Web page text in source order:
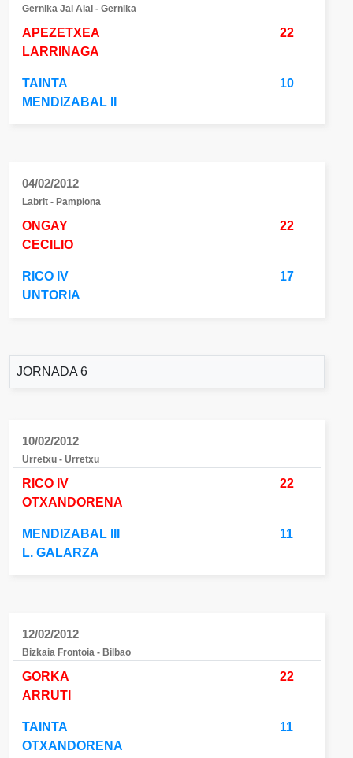
Gernika Jai Alai - Gernika
APEZETXEA
LARRINAGA
22
TAINTA
MENDIZABAL II
10
04/02/2012
Labrit - Pamplona
ONGAY
CECILIO
22
RICO IV
UNTORIA
17
JORNADA 6
10/02/2012
Urretxu - Urretxu
RICO IV
OTXANDORENA
22
MENDIZABAL III
L. GALARZA
11
12/02/2012
Bizkaia Frontoia - Bilbao
GORKA
ARRUTI
22
TAINTA
OTXANDORENA
11